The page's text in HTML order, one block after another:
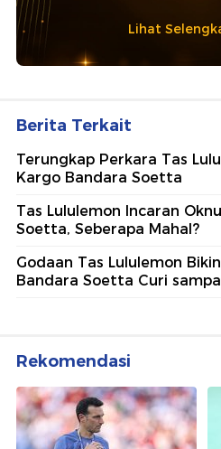
Lihat
Berita Terkait
Terungkap Perkara Tas
Kargo Bandara Soetta
Tas Lululemon Incaran
Soetta, Seberapa Mahal?
Godaan Tas Lululemon
Bandara Soetta Curi
Rekomendasi